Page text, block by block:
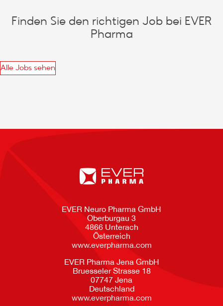
Finden Sie den richtigen Job bei EVER
Pharma
Alle Jobs sehen
EVER Neuro Pharma GmbH
Oberburgau 3
4866 Unterach
Österreich
www.everpharma.com
EVER Pharma Jena GmbH
Bruesseler Strasse 18
07747 Jena
Deutschland
www.everpharma.com